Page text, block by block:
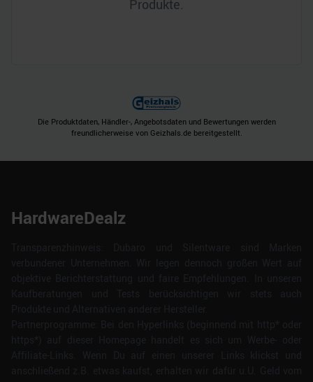
Produkte.
Die Produktdaten, Händler-, Angebotsdaten und Bewertungen werden
freundlicherweise von Geizhals.de bereitgestellt.
HardwareDealz